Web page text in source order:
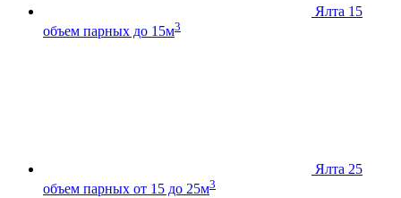
Ялта 15
объем парных до 15м3
Ялта 25
объем парных от 15 до 25м3